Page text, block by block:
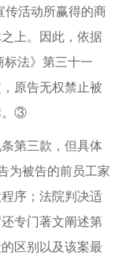
传活动所赢得的商
上。因此，依据
标法》第三十一
原告无权禁止被
。③
第三款，但具体
为被告的前员工家
序；法院判决适
专门著文阐述第
区别以及该案最